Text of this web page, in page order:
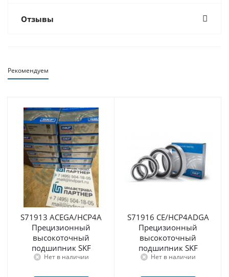
Отзывы
Рекомендуем
S71913 ACEGA/HCP4A
Прецизионный
высокоточный
подшипник SKF
Нет в наличии
S71916 CE/HCP4ADGA
Прецизионный
высокоточный
подшипник SKF
Нет в наличии